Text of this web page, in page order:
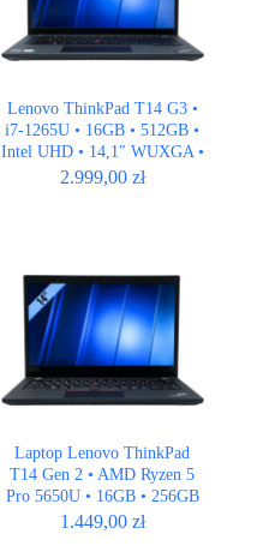
Lenovo ThinkPad T14 G3 •
i7-1265U • 16GB • 512GB •
Intel UHD • 14,1″ WUXGA •
QWERTY US • LTE
2.999,00 zł
Laptop Lenovo ThinkPad
T14 Gen 2 • AMD Ryzen 5
Pro 5650U • 16GB • 256GB
• AMD Radeon • 14,1″ Full
1.449,00 zł